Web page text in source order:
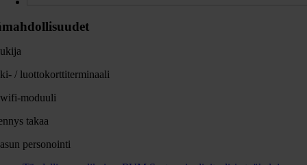
/ luottokorttiterminaali
moduuli
takaa
personointi